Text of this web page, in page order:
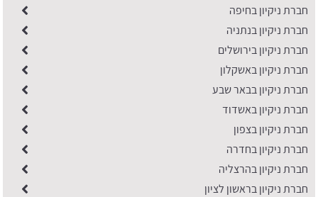
חברת ניקיון בחיפה
חברת ניקיון בנתניה
חברת ניקיון בירושלים
חברת ניקיון באשקלון
חברת ניקיון בבאר שבע
חברת ניקיון באשדוד
חברת ניקיון בצפון
חברת ניקיון בחדרה
חברת ניקיון בהרצליה
חברת ניקיון בראשון לציון